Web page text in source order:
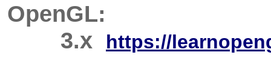
OpenGL:
3.x
https://